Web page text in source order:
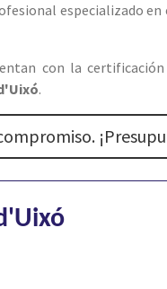
especializado en
con la
.